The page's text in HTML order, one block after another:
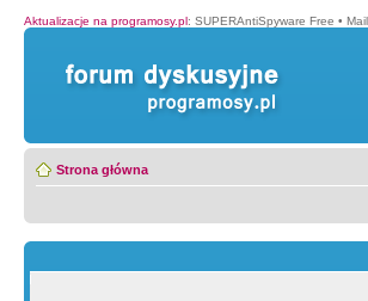
Aktualizacje na programosy.pl: SUPERAntiSpyware Free •
Strona główna